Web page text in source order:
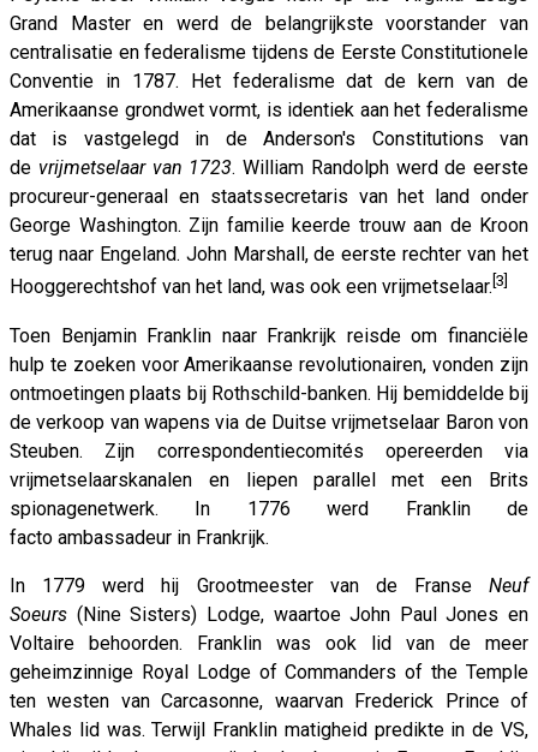
Grand Master en werd de belangrijkste voorstander van
centralisatie en federalisme tijdens de Eerste Constitutionele
Conventie in 1787. Het federalisme dat de kern van de
Amerikaanse grondwet vormt, is identiek aan het federalisme
dat is vastgelegd in de Anderson's Constitutions van
de vrijmetselaar van 1723. William Randolph werd de eerste
procureur-generaal en staatssecretaris van het land onder
George Washington. Zijn familie keerde trouw aan de Kroon
terug naar Engeland. John Marshall, de eerste rechter van het
Hooggerechtshof van het land, was ook een vrijmetselaar. [3]
Toen Benjamin Franklin naar Frankrijk reisde om financiële
hulp te zoeken voor Amerikaanse revolutionairen, vonden zijn
ontmoetingen plaats bij Rothschild-banken. Hij bemiddelde bij
de verkoop van wapens via de Duitse vrijmetselaar Baron von
Steuben. Zijn correspondentiecomités opereerden via
vrijmetselaarskanalen en liepen parallel met een Brits
spionagenetwerk. In 1776 werd Franklin de
facto ambassadeur in Frankrijk.
In 1779 werd hij Grootmeester van de Franse Neuf
Soeurs (Nine Sisters) Lodge, waartoe John Paul Jones en
Voltaire behoorden. Franklin was ook lid van de meer
geheimzinnige Royal Lodge of Commanders of the Temple
ten westen van Carcasonne, waarvan Frederick Prince of
Whales lid was. Terwijl Franklin matigheid predikte in de VS,